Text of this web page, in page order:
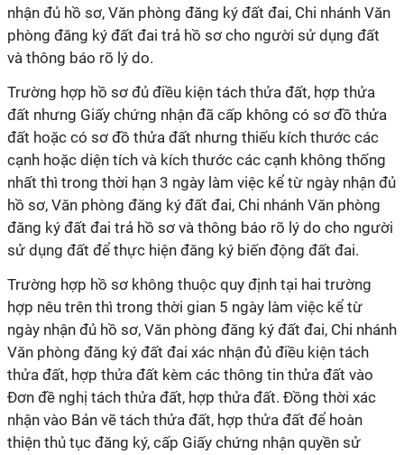
nhận đủ hồ sơ, Văn phòng đăng ký đất đai, Chi nhánh Văn
phòng đăng ký đất đai trả hồ sơ cho người sử dụng đất
và thông báo rõ lý do.
Trường hợp hồ sơ đủ điều kiện tách thửa đất, hợp thửa
đất nhưng Giấy chứng nhận đã cấp không có sơ đồ thửa
đất hoặc có sơ đồ thửa đất nhưng thiếu kích thước các
cạnh hoặc diện tích và kích thước các cạnh không thống
nhất thì trong thời hạn 3 ngày làm việc kể từ ngày nhận đủ
hồ sơ, Văn phòng đăng ký đất đai, Chi nhánh Văn phòng
đăng ký đất đai trả hồ sơ và thông báo rõ lý do cho người
sử dụng đất để thực hiện đăng ký biến động đất đai.
Trường hợp hồ sơ không thuộc quy định tại hai trường
hợp nêu trên thì trong thời gian 5 ngày làm việc kể từ
ngày nhận đủ hồ sơ, Văn phòng đăng ký đất đai, Chi nhánh
Văn phòng đăng ký đất đai xác nhận đủ điều kiện tách
thửa đất, hợp thửa đất kèm các thông tin thửa đất vào
Đơn đề nghị tách thửa đất, hợp thửa đất. Đồng thời xác
nhận vào Bản vẽ tách thửa đất, hợp thửa đất để hoàn
thiện thủ tục đăng ký, cấp Giấy chứng nhận quyền sử